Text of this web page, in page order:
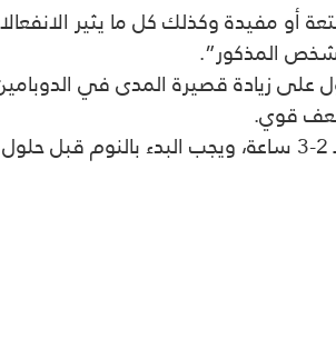
أو مفيدة وكذلك كل ما يثير
المذكور”.
على زيادة قصيرة المدى في
قوي.
وشددت الخبيرة، على ضرورة الابتعاد عن الهاتف الذكي والأجهزة المماثلة الأخرى، قبل الرقود في السرير بـ 2-3